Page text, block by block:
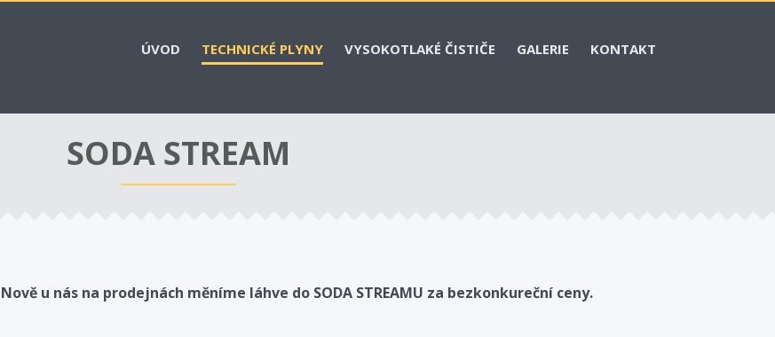
ÚVOD TECHNICKÉ PLYNY VYSOKOTLAKÉ ČISTIČE GALERIE KONTAKT
SODA STREAM
Nově u nás na prodejnách měníme láhve do SODA STREAMU za bezkonkureční ceny.